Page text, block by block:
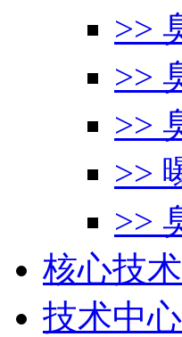
>>
>>
>>
>>
>>
核心技术
技术中心